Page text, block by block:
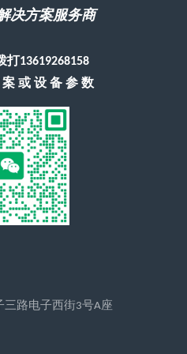
决方案服务商
打13619268158
或设备参数
路电子西街3号A座